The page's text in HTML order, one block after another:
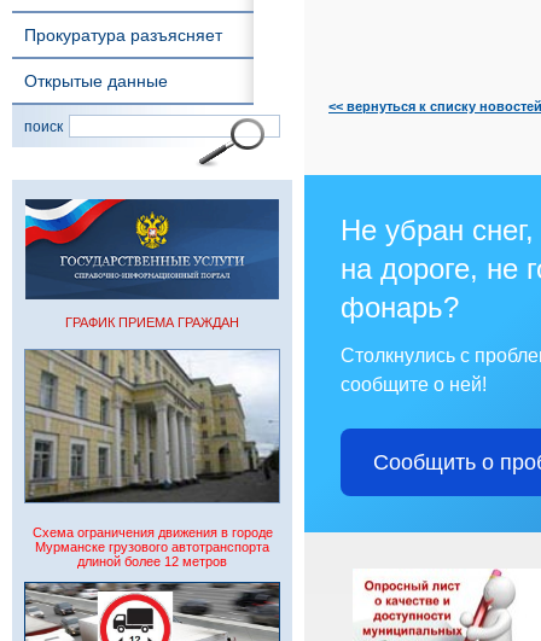
Прокуратура разъясняет
Открытые данные
поиск
ГРАФИК ПРИЕМА ГРАЖДАН
Схема ограничения движения в городе
Мурманске грузового автотранспорта
длиной более 12 метров
<< вернуться к списку новостей
Не убран
на дороге, не
фонарь?
Столкнулись с
сообщите о ней!
Сообщить о